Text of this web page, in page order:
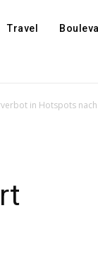
Travel
in Hotspots